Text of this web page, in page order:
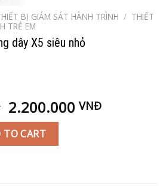
BỊ GIÁM SÁT HÀNH TRÌNH / THIẾT
TRẺ EM
dây X5 siêu nhỏ
2.200.000VNĐ
X5 siêu nhỏ quantity
TO CART